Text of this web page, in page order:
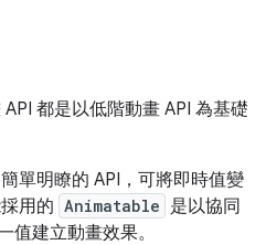
都是以低階動畫 API 為基礎
單明瞭的 API，可將即時值變
用的 Animatable 是以協同
值建立動畫效果。